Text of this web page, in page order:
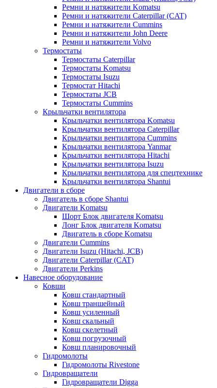
Ремни и натяжители Komatsu
Ремни и натяжители Caterpillar (CAT)
Ремни и натяжители Cummins
Ремни и натяжители John Deere
Ремни и натяжители Volvo
Термостаты
Термостаты Caterpillar
Термостаты Komatsu
Термостаты Isuzu
Термостат Hitachi
Термостаты JCB
Термостаты Cummins
Крыльчатки вентилятора
Крыльчатки вентилятора Komatsu
Крыльчатки вентилятора Caterpillar
Крыльчатки вентилятора Cummins
Крыльчатки вентилятора Yanmar
Крыльчатки вентилятора Hitachi
Крыльчатки вентилятора Isuzu
Крыльчатки вентилятора для спецтехнике
Крыльчатки вентилятора Shantui
Двигатели в сборе
Двигатель в сборе Shantui
Двигатели Komatsu
Шорт Блок двигателя Komatsu
Лонг Блок двигателя Komatsu
Двигатель в сборе Komatsu
Двигатели Cummins
Двигатели Isuzu (Hitachi, JCB)
Двигатели Caterpillar (CAT)
Двигатели Perkins
Навесное оборудование
Ковши
Ковш стандартный
Ковш траншейный
Ковш усиленный
Ковш скальный
Ковш скелетный
Ковш погрузочный
Ковш планировочный
Гидромолоты
Гидромолоты Rivestone
Гидровращатели
Гидровращатели Digga